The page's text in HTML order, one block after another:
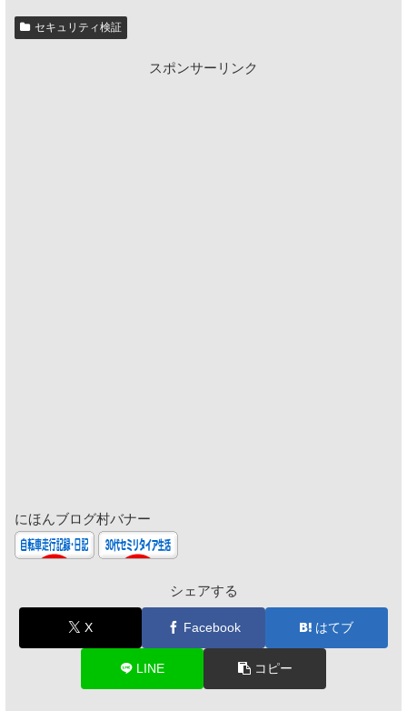
セキュリティ検証
スポンサーリンク
にほんブログ村バナー
シェアする
X Facebook はてブ
LINE コピー